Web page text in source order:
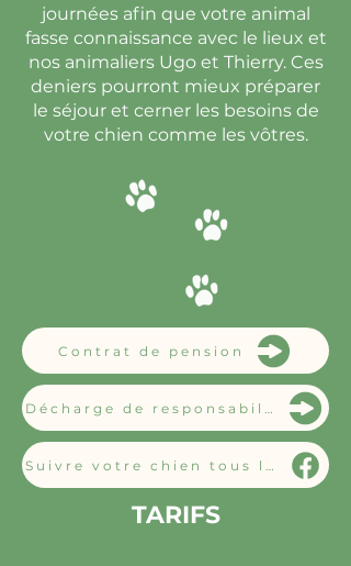
journées afin que votre animal
fasse connaissance avec le lieux et
nos animaliers Ugo et Thierry. Ces
deniers pourront mieux préparer
le séjour et cerner les besoins de
votre chien comme les vôtres.
Contrat de pension
TARIFS